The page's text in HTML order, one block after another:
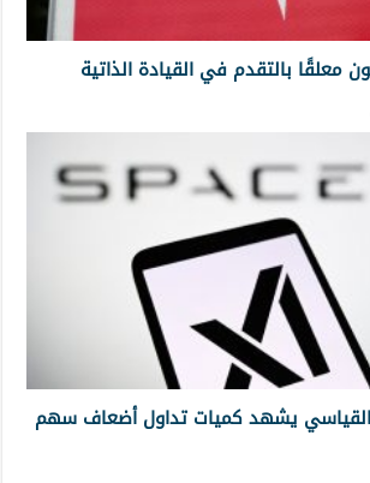
معلقًا بالتقدم في القيادة الذاتية
يشهد كميات تداول أضعاف سهم